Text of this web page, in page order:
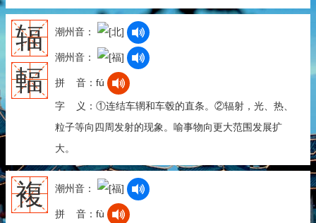
辐
輻
潮州音：
潮州音：
拼 音：fú
字 义：①连结车辋和车毂的直条。②辐射，光、热、
粒子等向四周发射的现象。喻事物向更大范围发展扩
大。
複 潮州音：
拼 音：fù